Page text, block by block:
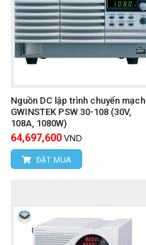
Nguồn DC lập trình chuyển mạch
GWINSTEK PSW 30-108 (30V,
108A, 1080W)
64,697,600 VND
ĐẶT MUA